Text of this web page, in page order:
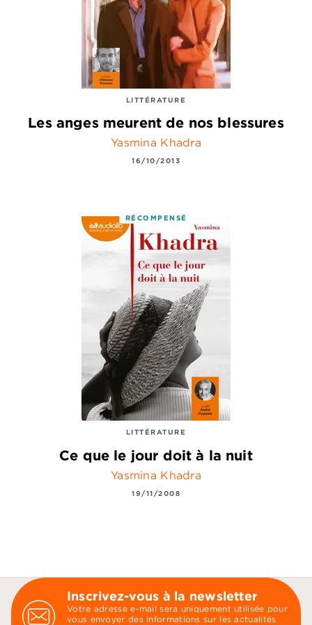
LITTÉRATURE
Les anges meurent de nos blessures
Yasmina Khadra
16/10/2013
RÉCOMPENSÉ
LITTÉRATURE
Ce que le jour doit à la nuit
Yasmina Khadra
19/11/2008
Inscrivez-vous à la newsletter
Votre adresse e-mail sera uniquement utilisée pour
vous envoyer des informations sur les actualités